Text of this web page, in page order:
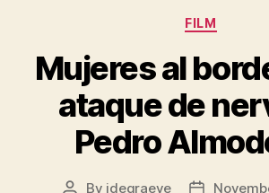
Categories
FILM
Mujeres al
ataque de
Pedro
Post
By idegraeve
Post